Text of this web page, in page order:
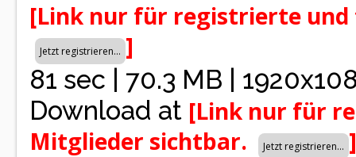
[Link nur für registrierte
]
81 sec | 70.3 MB |
Download at [Link nur für
Mitglieder sichtbar.
]